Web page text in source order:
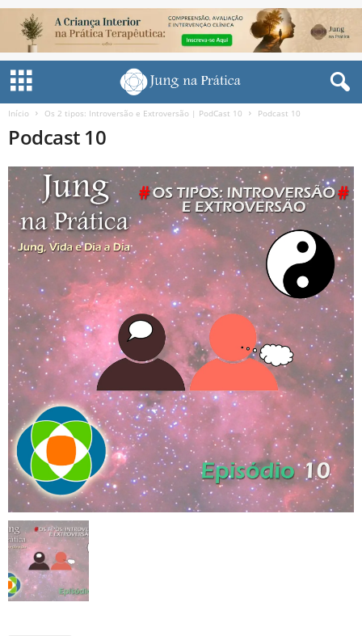
Início Os 2 tipos: Introversão e Extroversão | PodCast 10 Podcast 10
Podcast 10